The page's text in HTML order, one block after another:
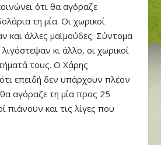
ότι θα αγόραζε
τη μία. Οι χωρικοί
και άλλες μαϊμούδες. Σύντομα
κι άλλο, οι χωρικοί
τους. Ο Χάρης
επειδή δεν υπάρχουν πλέον
αγόραζε τη μία προς 25
πιάνουν και τις λίγες που